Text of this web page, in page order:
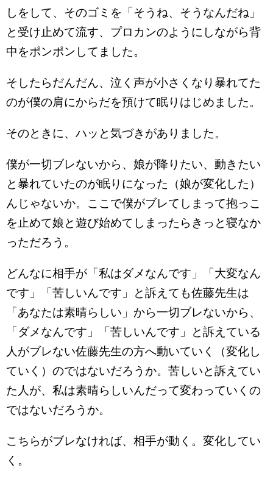
しをして、そのゴミを「そうね、そうなんだね」
と受け止めて流す、プロカンのようにしながら背
中をポンポンしてました。
そしたらだんだん、泣く声が小さくなり暴れてた
のが僕の肩にからだを預けて眠りはじめました。
そのときに、ハッと気づきがありました。
僕が一切ブレないから、娘が降りたい、動きたい
と暴れていたのが眠りになった（娘が変化した）
んじゃないか。ここで僕がブレてしまって抱っこ
を止めて娘と遊び始めてしまったらきっと寝なか
っただろう。
どんなに相手が「私はダメなんです」「大変なん
です」「苦しいんです」と訴えても佐藤先生は
「あなたは素晴らしい」から一切ブレないから、
「ダメなんです」「苦しいんです」と訴えている
人がブレない佐藤先生の方へ動いていく（変化し
ていく）のではないだろうか。苦しいと訴えてい
た人が、私は素晴らしいんだって変わっていくの
ではないだろうか。
こちらがブレなければ、相手が動く。変化してい
く。